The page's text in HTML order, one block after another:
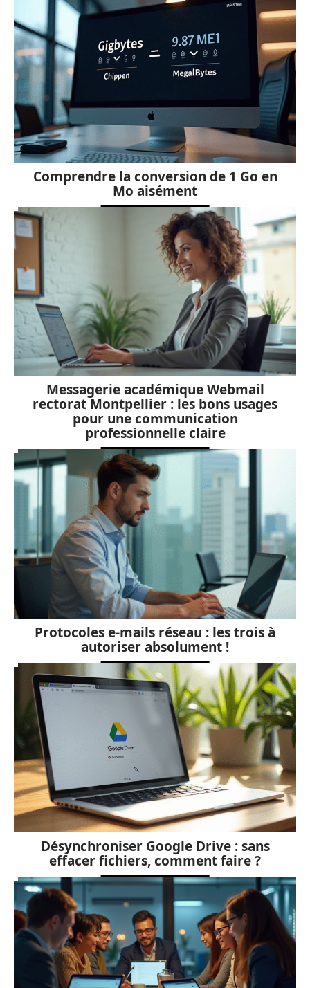
Comprendre la conversion de 1 Go en
Mo aisément
Messagerie académique Webmail
rectorat Montpellier : les bons usages
pour une communication
professionnelle claire
Protocoles e-mails réseau : les trois à
autoriser absolument !
Désynchroniser Google Drive : sans
effacer fichiers, comment faire ?